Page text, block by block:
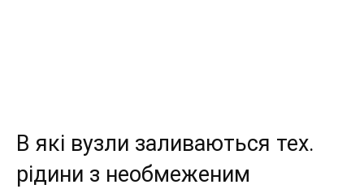
В які вузли заливаються тех.
рідини з необмеженим